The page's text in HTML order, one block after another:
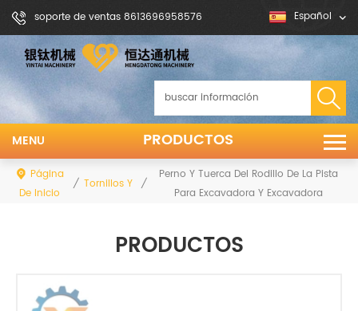
soporte de ventas 8613696958576 Español
PRODUCTOS
MENU
Página
De Inicio
/ Tornillos Y Nueses
/
Perno Y Tuerca Del Rodillo De La Pista
Para Excavadora Y Excavadora
PRODUCTOS